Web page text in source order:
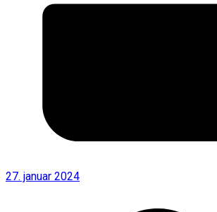
27. januar 2024